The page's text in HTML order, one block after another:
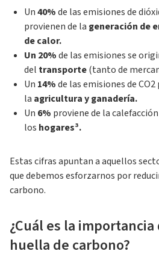
Un40%de las emisiones de
provienen de la generación de
de calor.
Un 20%de las emisiones se
del transporte(tanto de
Un 14%de las emisiones de
la agricultura y ganadería.
Un 6% proviene de la
los hogares³.
Estas cifras apuntan a aquellos
que debemos esforzarnos por
carbono.
¿Cuál es la
huella de carbono?